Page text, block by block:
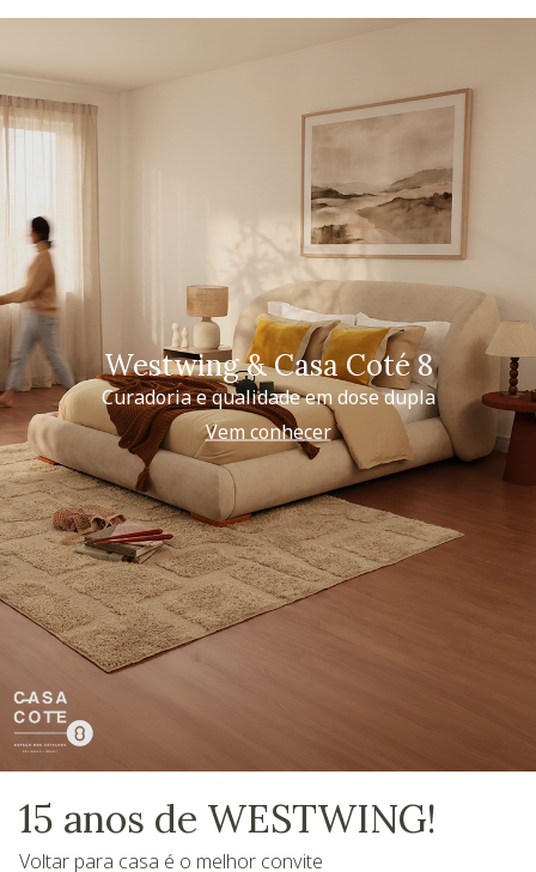
Westwing & Casa Coté 8
Curadoria e qualidade em dose dupla
Vem conhecer
15 anos de WESTWING!
Voltar para casa é o melhor convite